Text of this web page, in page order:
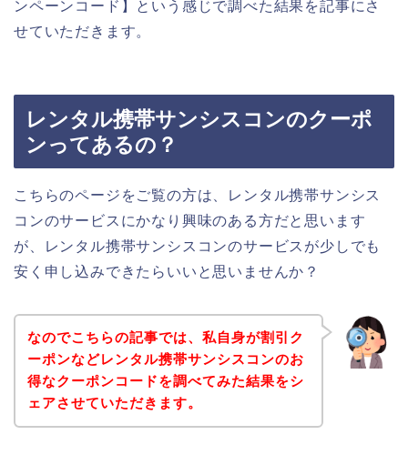
ンペーンコード】という感じで調べた結果を記事にさ
せていただきます。
レンタル携帯サンシスコンのクーポ
ンってあるの？
こちらのページをご覧の方は、レンタル携帯サンシス
コンのサービスにかなり興味のある方だと思います
が、レンタル携帯サンシスコンのサービスが少しでも
安く申し込みできたらいいと思いませんか？
なのでこちらの記事では、私自身が割引ク
ーポンなどレンタル携帯サンシスコンのお
得なクーポンコードを調べてみた結果をシ
ェアさせていただきます。